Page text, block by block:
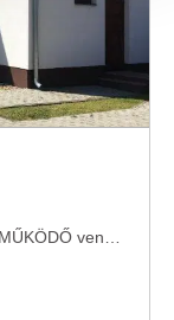
olyan
vagy az
gyűjtöttek.